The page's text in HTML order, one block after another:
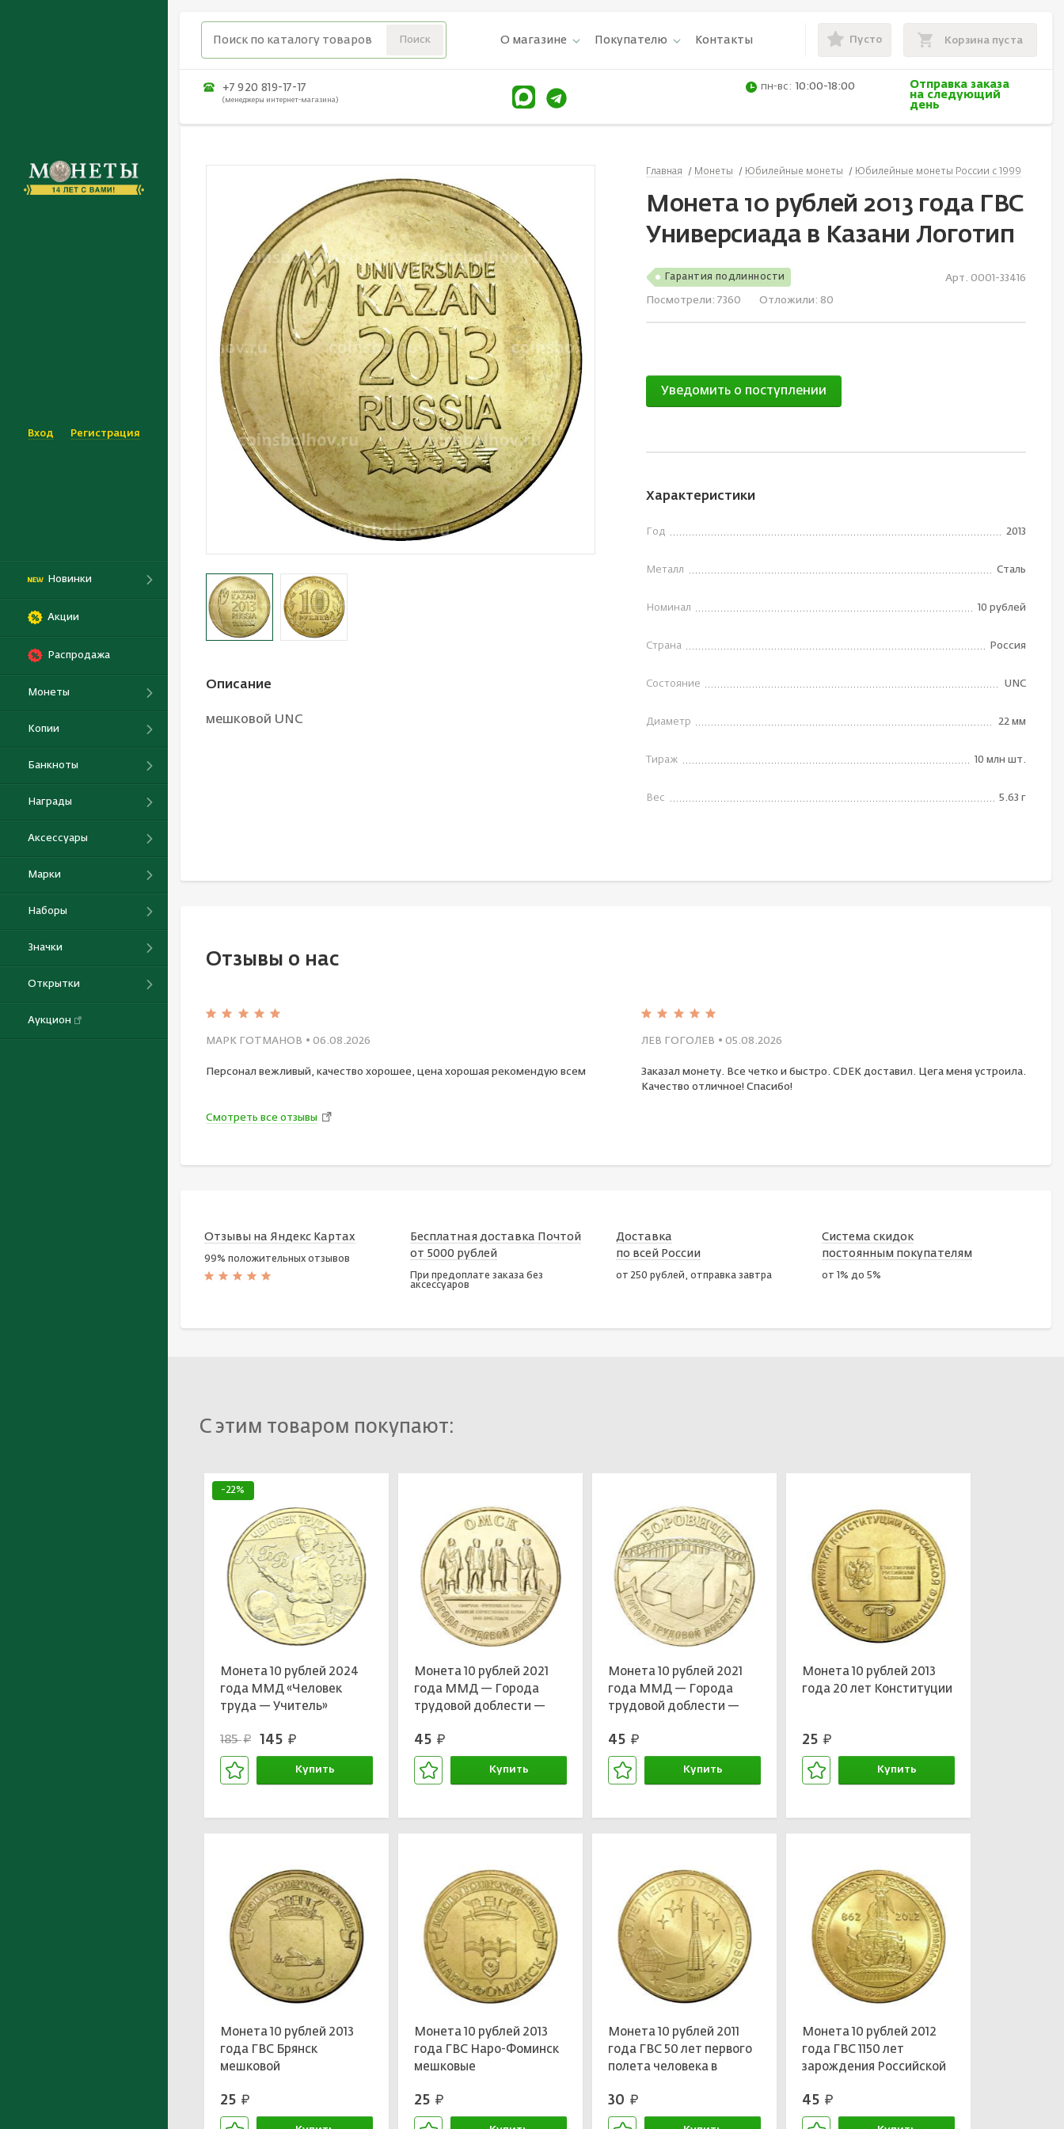
Вход Регистрация
Новинки
Акции
Распродажа
Монеты
Копии
Банкноты
Награды
Аксессуары
Марки
Наборы
Значки
Открытки
Аукцион
О магазине Покупателю Контакты Пусто Корзина пуста
+7 920 819-17-17
(менеджеры интернет-магазина)
пн-вс: 10:00-18:00
Отправка заказа
на следующий
день
Описание
мешковой UNC
Главная Монеты Юбилейные монеты Юбилейные монеты России с 1999
Монета 10 рублей 2013 года ГВС
Универсиада в Казани Логотип
Гарантия подлинности Арт. 0001-33416
Посмотрели: 7360 Отложили: 80
Уведомить о поступлении
Характеристики
Год 2013
Металл Сталь
Номинал 10 рублей
Страна Россия
Состояние UNC
Диаметр 22 мм
Тираж 10 млн шт.
Вес 5.63 г
Отзывы о нас
МАРК ГОТМАНОВ • 06.08.2026
Персонал вежливый, качество хорошее, цена хорошая рекомендую всем
ЛЕВ ГОГОЛЕВ • 05.08.2026
Заказал монету. Все четко и быстро. CDEK доставил. Цега меня устроила.
Качество отличное! Спасибо!
Смотреть все отзывы
Отзывы на Яндекс Картах
99% положительных отзывов
Бесплатная доставка Почтой
от 5000 рублей
При предоплате заказа без
аксессуаров
Доставка
по всей России
от 250 рублей, отправка завтра
Система скидок
постоянным покупателям
от 1% до 5%
С этим товаром покупают:
-22%
Монета 10 рублей 2024
года ММД «Человек
труда — Учитель»
185руб. 145 руб.
Купить
Монета 10 рублей 2021
года ММД — Города
трудовой доблести —
45 руб.
Купить
Монета 10 рублей 2021
года ММД — Города
трудовой доблести —
45 руб.
Купить
Монета 10 рублей 2013
года 20 лет Конституции
25 руб.
Купить
Монета 10 рублей 2013
года ГВС Брянск
мешковой
25 руб.
Монета 10 рублей 2013
года ГВС Наро-Фоминск
мешковые
25 руб.
Монета 10 рублей 2011
года ГВС 50 лет первого
полета человека в
30 руб.
Монета 10 рублей 2012
года ГВС 1150 лет
зарождения Российской
мешковой
45 руб.